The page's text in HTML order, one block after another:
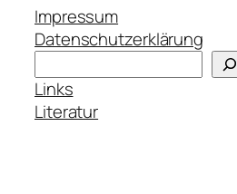
Impressum
Datenschutzerklärung
Links
Literatur